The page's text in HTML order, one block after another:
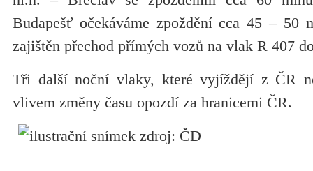
Budapešť očekáváme zpoždění cca 45 – 50
zajištěn přechod přímých vozů na vlak R 407
Tři další noční vlaky, které vyjíždějí z ČR
vlivem změny času opozdí za hranicemi ČR.